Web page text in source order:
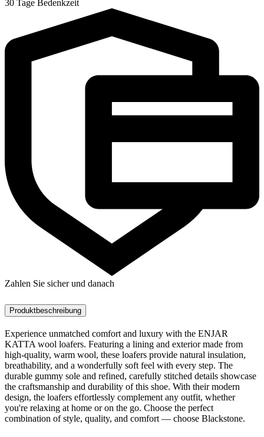
30 Tage Bedenkzeit
Zahlen Sie sicher und danach
Produktbeschreibung
Experience unmatched comfort and luxury with the ENJAR
KATTA wool loafers. Featuring a lining and exterior made from
high-quality, warm wool, these loafers provide natural insulation,
breathability, and a wonderfully soft feel with every step. The
durable gummy sole and refined, carefully stitched details showcase
the craftsmanship and durability of this shoe. With their modern
design, the loafers effortlessly complement any outfit, whether
you're relaxing at home or on the go. Choose the perfect
combination of style, quality, and comfort — choose Blackstone.